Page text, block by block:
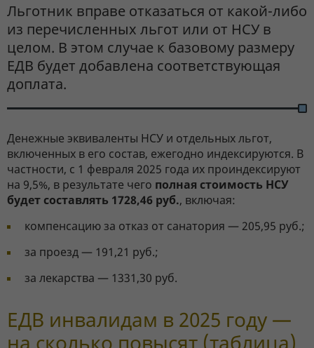
Льготник вправе отказаться от какой-либо
из перечисленных льгот или от НСУ в
целом. В этом случае к базовому размеру
ЕДВ будет добавлена соответствующая
доплата.
Денежные эквиваленты НСУ и отдельных льгот,
включенных в его состав, ежегодно индексируются. В
частности, с 1 февраля 2025 года их проиндексируют
на 9,5%, в результате чего полная стоимость НСУ
будет составлять 1728,46 руб., включая:
компенсацию за отказ от санатория — 205,95 руб.;
за проезд — 191,21 руб.;
за лекарства — 1331,30 руб.
ЕДВ инвалидам в 2025 году —
на сколько повысят (таблица)